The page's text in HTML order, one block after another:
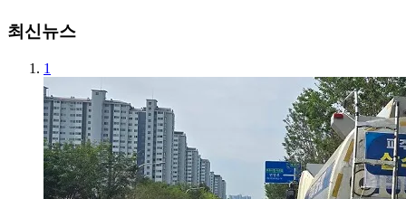
최신뉴스
1